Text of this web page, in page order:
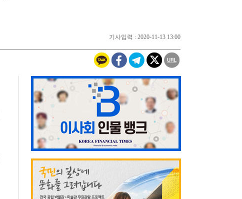
기사입력 : 2020-11-13 13:00